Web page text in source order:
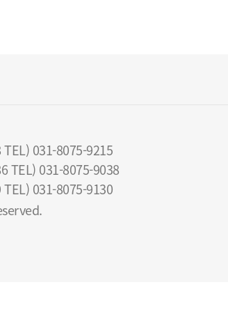
TEL) 031-8075-9215
TEL) 031-8075-9038
TEL) 031-8075-9130